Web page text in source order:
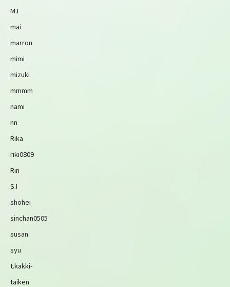
M.I
mai
marron
mimi
mizuki
mmmm
nami
nn
Rika
riki0809
Rin
S.I
shohei
sinchan0505
susan
syu
t.kakki-
taiken